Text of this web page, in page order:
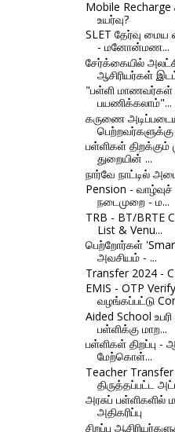
Mobile
உயர்வு?
SLET தேர்வு மைய
- மனோன்மண...
சேர்க்கையில்
ஆசிரியர்கள்
"பள்ளி மாணவர்கள்
பயணிக்கலாம்"...
கருணை
பெற்றவர்களுக்கு
பள்ளிகள் திறக்கும்
துறையின் ...
நார்வே நாட்டில்
Pension - வாழ்வுச்
நடைமுறை - ம...
TRB - BT/BRTE
List & Venu...
பெற்றோர்கள்
அவசியம் - ...
Transfer 2024 -
EMIS - OTP
வழங்கப்பட்டு
Aided School
பள்ளிக்கு மாற...
பள்ளிகள் திறப்பு -
மேற்கொள்...
Teacher
திருத்தப்பட்ட
அரசுப்
அதிகரிப்பு
சிறப்பு